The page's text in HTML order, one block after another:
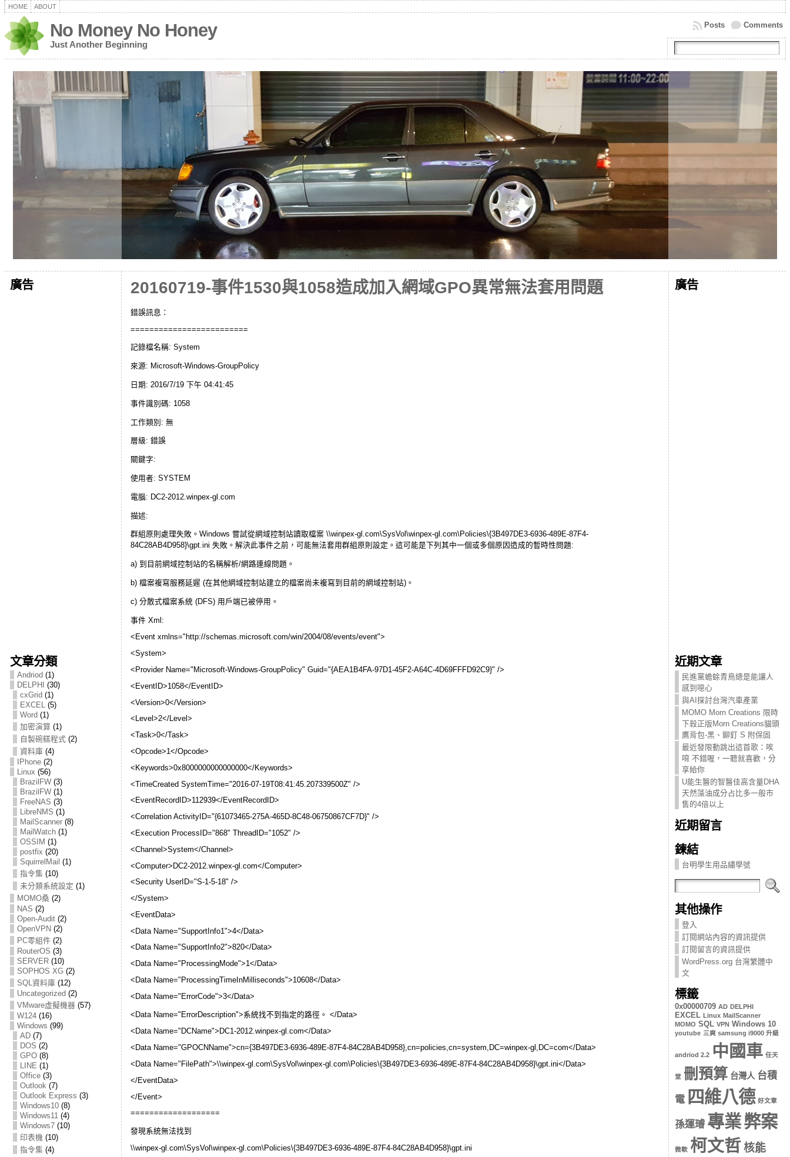
HOME ABOUT
No Money No Honey
Just Another Beginning
Comments
Posts
廣告
文章分類
Andriod (1)
DELPHI
(30)
cxGrid (1)
EXCEL(5)
Word (1)
加密演算(1)
自製碗糕程式(2)
資料庫(4)
IPhone(2)
Linux (56)
BrazilFW(3)
BrazilFW(1)
FreeNAS (3)
LibreNMS (1)
MailScanner(8)
MailWatch(1)
OSSIM (1)
postfix (20)
SquirrelMail (1)
指令集 (10)
未分類系統設定 (1)
MOMO桑 (2)
NAS (2)
Open-Audit(2)
OpenVPN (2)
PC零組件(2)
RouterOS (3)
SERVER(10)
SOPHOS XG (2)
SQL資料庫(12)
Uncategorized (2)
VMware虛擬機器 (57)
W124(16)
Windows (99)
AD(7)
DOS (2)
GPO(8)
LINE (1)
Office(3)
Outlook(7)
Outlook Express (3)
Windows10(8)
Windows11(4)
Windows7(10)
印表機 (10)
指令集 (4)
20160719-事件1530與1058造成加入網域GPO異常無法套用問題
錯誤訊息：
=========================
記錄檔名稱: System
來源: Microsoft-Windows-GroupPolicy
日期: 2016/7/19 下午 04:41:45
事件識別碼: 1058
工作類別: 無
層級: 錯誤
關鍵字:
使用者: SYSTEM
電腦: DC2-2012.winpex-gl.com
描述:
群組原則處理失敗。Windows 嘗試從網域控制站讀取檔案 \\winpex-gl.com\SysVol\winpex-gl.com\Policies\{3B497DE3-6936-489E-87F4-
84C28AB4D958}\gpt.ini 失敗。解決此事件之前，可能無法套用群組原則設定。這可能是下列其中一個或多個原因造成的暫時性問題:
a) 到目前網域控制站的名稱解析/網路連線問題。
b) 檔案複寫服務延遲 (在其他網域控制站建立的檔案尚未複寫到目前的網域控制站)。
c) 分散式檔案系統 (DFS) 用戶端已被停用。
事件 Xml:
<Event xmlns="http://schemas.microsoft.com/win/2004/08/events/event">
<System>
<Provider Name="Microsoft-Windows-GroupPolicy" Guid="{AEA1B4FA-97D1-45F2-A64C-4D69FFFD92C9}" />
<EventID>1058</EventID>
<Version>0</Version>
<Level>2</Level>
<Task>0</Task>
<Opcode>1</Opcode>
<Keywords>0x8000000000000000</Keywords>
<TimeCreated SystemTime="2016-07-19T08:41:45.207339500Z" />
<EventRecordID>112939</EventRecordID>
<Correlation ActivityID="{61073465-275A-465D-8C48-06750867CF7D}" />
<Execution ProcessID="868" ThreadID="1052" />
<Channel>System</Channel>
<Computer>DC2-2012.winpex-gl.com</Computer>
<Security UserID="S-1-5-18" />
</System>
<EventData>
<Data Name="SupportInfo1">4</Data>
<Data Name="SupportInfo2">820</Data>
<Data Name="ProcessingMode">1</Data>
<Data Name="ProcessingTimeInMilliseconds">10608</Data>
<Data Name="ErrorCode">3</Data>
<Data Name="ErrorDescription">系統找不到指定的路徑。 </Data>
<Data Name="DCName">DC1-2012.winpex-gl.com</Data>
<Data Name="GPOCNName">cn={3B497DE3-6936-489E-87F4-84C28AB4D958},cn=policies,cn=system,DC=winpex-gl,DC=com</Data>
<Data Name="FilePath">\\winpex-gl.com\SysVol\winpex-gl.com\Policies\{3B497DE3-6936-489E-87F4-84C28AB4D958}\gpt.ini</Data>
</EventData>
</Event>
===================
發現系統無法找到
\\winpex-gl.com\SysVol\winpex-gl.com\Policies\{3B497DE3-6936-489E-87F4-84C28AB4D958}\gpt.ini
廣告
近期文章
民進黨蟾蜍青鳥總是能讓人
感到噁心
與AI探討台灣汽車產業
MOMO Morn Creations 限時
下殺正版Morn Creations貓頭
鷹背包-黑、鉚釘 S 附保固
最近發限動跳出這首歌：唉
唷 不錯喔，一聽就喜歡，分
享給你
U能生醫的智醫佳高含量DHA
天然藻油成分占比多一般市
售的4倍以上
近期留言
鍊結
台明學生用品繡學號
其他操作
登入
訂閱網站內容的資訊提供
訂閱留言的資訊提供
WordPress.org 台灣繁體中
文
標籤
0x00000709 AD DELPHI
EXCEL Linux MailScanner
MOMO SQL VPN Windows 10
youtube 三爽 samsung i9000 升級
andriod 2.2 中國車 任天
堂 刪預算 台灣人 台積
電 四維八德 好文章
孫運璿 專業弊案
微軟 柯文哲 核能